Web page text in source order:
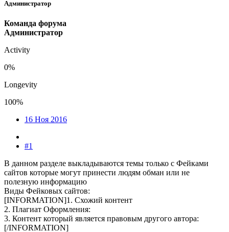
Администратор
Команда форума
Администратор
Activity
0%
Longevity
100%
16 Ноя 2016
#1
В данном разделе выкладываются темы только с Фейками
сайтов которые могут принести людям обман или не
полезную информацию
Виды Фейковых сайтов:
[INFORMATION]1. Схожий контент
2. Плагиат Оформления:
3. Контент который является правовым другого автора:
[/INFORMATION]